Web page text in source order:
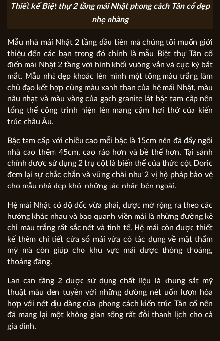
Thiết kế Biệt thự 2 tầng mái Nhật phong cách Tân cổ đẹp
nhẹ nhàng
Mẫu nhà mái Nhật 2 tầng đầu tiên mà chúng tôi muốn giới
thiệu đến các bạn trong đó chính là mẫu Biệt thự Tân cổ
điển mái Nhật 2 tầng với hình khối vuông vắn và cực kỳ bắt
mắt. Mẫu nhà đẹp khoác lên mình một tông màu trắng làm
chủ đạo kết hợp cùng màu xanh than của hệ mái Nhật, màu
nâu nhạt và màu vàng của gạch granite lát bậc tam cấp nên
tổng thể công trình hiện lên mang đậm hơi thở của kiến
trúc châu Âu.
Bậc tam cấp với chiều cao mỗi bậc là 15cm nên đã đẩy ngôi
nhà cao thêm 45cm, cao ráo hơn và bề thế hơn. Tại sảnh
chính được sử dụng 2 trụ cột là biến thể của thức cột Doric
đem lại sự chắc chắn và vững chãi như 2 vị hộ pháp bảo vệ
cho mẫu nhà đẹp khỏi những tác nhân bên ngoài.
Hệ mái Nhật có độ dốc vừa phải, được mở rộng ra theo các
hướng khác nhau và bao quanh viền mái là những đường kẻ
chỉ màu trắng rất sắc nét và tinh tế. Hệ mái còn được thiết
kế thêm chi tiết cửa sổ mái vừa có tác dụng về mặt thẩm
mỹ mà còn giúp cho khu vực mái được thông thoáng,
thoáng đãng.
Lan can tầng 2 được sử dụng chất liệu là khung sắt mỹ
thuật màu đen tuyền với những đường nét uốn lượn hòa
hợp với nét dịu dàng của phong cách kiến trúc Tân cổ nên
đã mang lại một không gian sống rất đỗi thanh lịch cho cả
gia đình.